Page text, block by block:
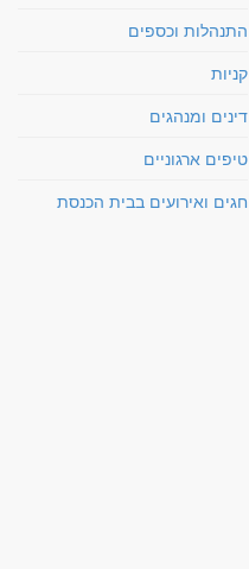
התנהלות וכספים
קניות
דינים ומנהגים
טיפים ארגוניים
חגים ואירועים בבית הכנסת